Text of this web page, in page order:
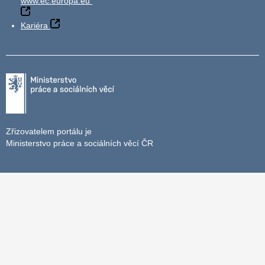
Kariéra
Zřizovatelem portálu je
Ministerstvo práce a sociálních věcí ČR